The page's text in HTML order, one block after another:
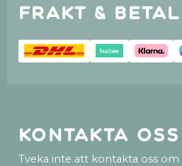
Frakt &
Kontakta oss
Tveka inte att kontakta oss om